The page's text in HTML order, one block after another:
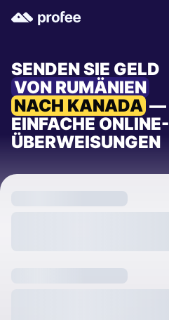
SENDEN SIE GELD
VON RUMÄNIEN
NACH KANADA —
EINFACHE ONLINE-
ÜBERWEISUNGEN